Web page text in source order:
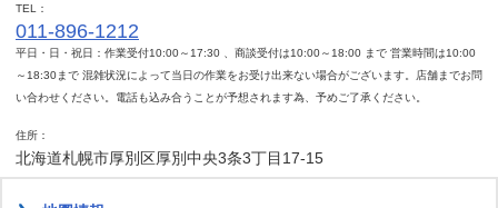
TEL
011-896-1212
平日・日・祝日：作業受付10:00～17:30 、商談受付は10:00～18:00 まで 営業時間は10:00
～18:30まで 混雑状況によって当日の作業をお受け出来ない場合がございます。店舗までお問
い合わせください。電話も込み合うことが予想されます為、予めご了承ください。
住所
北海道札幌市厚別区厚別中央3条3丁目17-15